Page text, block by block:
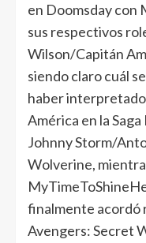
en Doomsday con
sus respectivos
Wilson/Capitán
siendo claro cuál
haber
América en la
Johnny Storm/
Wolverine,
finalmente acordó
Avengers: Secret